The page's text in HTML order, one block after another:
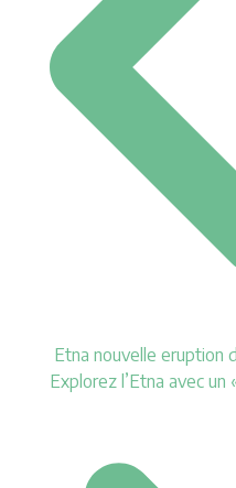
Etna nouvelle eruption
Explorez l’Etna avec un